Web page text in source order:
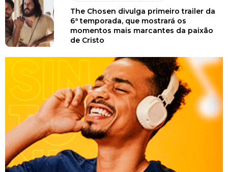
The Chosen divulga primeiro trailer da
6ª temporada, que mostrará os
momentos mais marcantes da paixão
de Cristo